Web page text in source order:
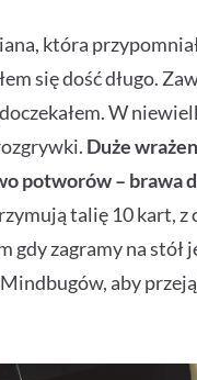
która
się dość długo.
W
Duże
potworów – brawa
talię 10 kart, z
zagramy na stół
aby